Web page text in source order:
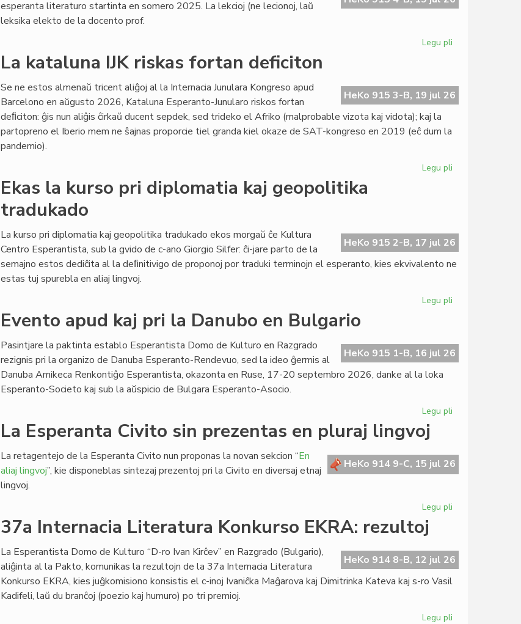
esperanta literaturo startinta en somero 2025. La lekcioj (ne lecionoj, laŭ
leksika elekto de la docento prof.
Legu pli
post
la
La kataluna IJK riskas fortan deficiton
HeKo 915 3-B, 19 jul 26
Se ne estos almenaŭ tricent aliĝoj al la Internacia Junulara Kongreso apud
Barcelono en aŭgusto 2026, Kataluna Esperanto-Junularo riskos fortan
deﬁciton: ĝis nun aliĝis ĉirkaŭ ducent sepdek, sed trideko el Afriko (malprobable vizota kaj vidota); kaj la
partopreno el Iberio mem ne ŝajnas proporcie tiel granda kiel okaze de SAT-kongreso en 2019 (eĉ dum la
pandemio).
Legu pli
fortan
deficiton
Ekas la kurso pri diplomatia kaj geopolitika
tradukado
HeKo 915 2-B, 17 jul 26
La kurso pri diplomatia kaj geopolitika tradukado ekos morgaŭ ĉe Kultura
Centro Esperantista, sub la gvido de c-ano Giorgio Silfer: ĉi-jare parto de la
semajno estos dediĉita al la deﬁnitivigo de proponoj por traduki terminojn el esperanto, kies ekvivalento ne
estas tuj spurebla en aliaj lingvoj.
Legu pli
pri
diplomatia
Evento apud kaj pri la Danubo en Bulgario
HeKo 915 1-B, 16 jul 26
Pasintjare la paktinta establo Esperantista Domo de Kulturo en Razgrado
rezignis pri la organizo de Danuba Esperanto-Rendevuo, sed la ideo ĝermis al
Danuba Amikeca Renkontiĝo Esperantista, okazonta en Ruse, 17-20 septembro 2026, danke al la loka
Esperanto-Societo kaj sub la aŭspicio de Bulgara Esperanto-Asocio.
Legu pli
pri
la
La Esperanta Civito sin prezentas en pluraj lingvoj
HeKo 914 9-C, 15 jul 26
La retagentejo de la Esperanta Civito nun proponas la novan sekcion “En
aliaj lingvoj”, kie disponeblas sintezaj prezentoj pri la Civito en diversaj etnaj
lingvoj.
Legu pli
sin
prezentas
37a Internacia Literatura Konkurso EKRA: rezultoj
HeKo 914 8-B, 12 jul 26
La Esperantista Domo de Kulturo “D-ro Ivan Kirĉev” en Razgrado (Bulgario),
aliĝinta al la Pakto, komunikas la rezultojn de la 37a Internacia Literatura
Konkurso EKRA, kies juĝkomisiono konsistis el c-inoj Ivaniĉka Maĝarova kaj Dimitrinka Kateva kaj s-ro Vasil
Kadifeli, laŭ du branĉoj (poezio kaj humuro) po tri premioj.
Legu pli